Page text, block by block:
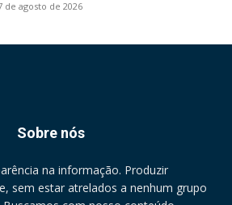
de agosto de 2026
Sobre nós
na informação. Produzir
sem estar atrelados a nenhum grupo